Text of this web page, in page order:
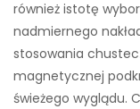
również istotę
nadmiernego
stosowania
magnetycznej
świeżego wyglądu.